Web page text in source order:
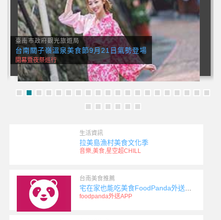
台南最新活動資訊
臺南市沐恩關懷協會 籌備會公告
公開招收會員
生活資訊
拉美島漁村美食文化季
音樂,美食,星空超CHILL
台南美食推薦
foodpanda外送APP